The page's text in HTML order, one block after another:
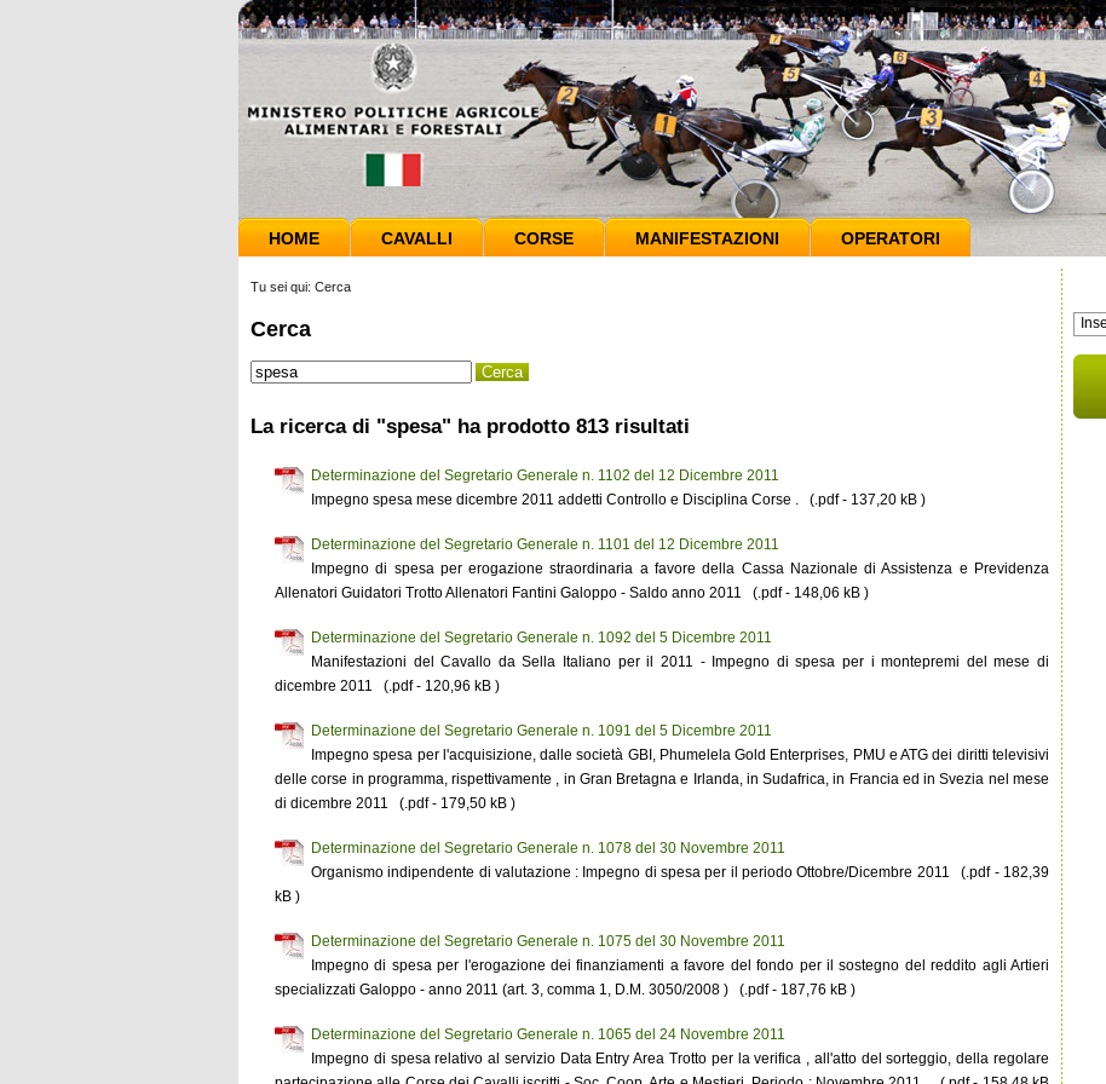
HOME CAVALLI CORSE MANIFESTAZIONI OPERATORI
Tu sei qui: Cerca
Cerca
La ricerca di "spesa" ha prodotto 813 risultati
Determinazione del Segretario Generale n. 1102 del 12 Dicembre 2011
Impegno spesa mese dicembre 2011 addetti Controllo e Disciplina Corse . (.pdf - 137,20 kB )
Determinazione del Segretario Generale n. 1101 del 12 Dicembre 2011
Impegno di spesa per erogazione straordinaria a favore della Cassa Nazionale di Assistenza e Previdenza
Allenatori Guidatori Trotto Allenatori Fantini Galoppo - Saldo anno 2011 (.pdf - 148,06 kB )
Determinazione del Segretario Generale n. 1092 del 5 Dicembre 2011
Manifestazioni del Cavallo da Sella Italiano per il 2011 - Impegno di spesa per i montepremi del mese di
dicembre 2011 (.pdf - 120,96 kB )
Determinazione del Segretario Generale n. 1091 del 5 Dicembre 2011
Impegno spesa per l'acquisizione, dalle società GBI, Phumelela Gold Enterprises, PMU e ATG dei diritti televisivi
delle corse in programma, rispettivamente , in Gran Bretagna e Irlanda, in Sudafrica, in Francia ed in Svezia nel mese
di dicembre 2011 (.pdf - 179,50 kB )
Determinazione del Segretario Generale n. 1078 del 30 Novembre 2011
Organismo indipendente di valutazione : Impegno di spesa per il periodo Ottobre/Dicembre 2011 (.pdf - 182,39
kB )
Determinazione del Segretario Generale n. 1075 del 30 Novembre 2011
Impegno di spesa per l'erogazione dei finanziamenti a favore del fondo per il sostegno del reddito agli Artieri
specializzati Galoppo - anno 2011 (art. 3, comma 1, D.M. 3050/2008 ) (.pdf - 187,76 kB )
Determinazione del Segretario Generale n. 1065 del 24 Novembre 2011
Impegno di spesa relativo al servizio Data Entry Area Trotto per la verifica , all'atto del sorteggio, della regolare